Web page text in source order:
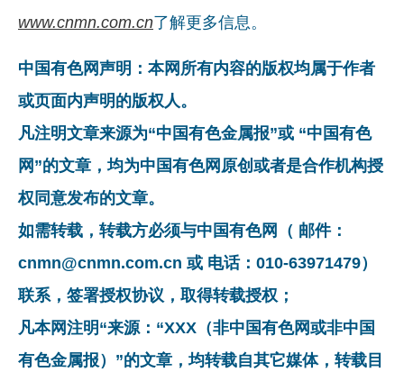
www.cnmn.com.cn了解更多信息。
中国有色网声明：本网所有内容的版权均属于作者
或页面内声明的版权人。
凡注明文章来源为“中国有色金属报”或 “中国有色
网”的文章，均为中国有色网原创或者是合作机构授
权同意发布的文章。
如需转载，转载方必须与中国有色网（ 邮件：
cnmn@cnmn.com.cn 或 电话：010-63971479）
联系，签署授权协议，取得转载授权；
凡本网注明“来源：“XXX（非中国有色网或非中国
有色金属报）”的文章，均转载自其它媒体，转载目